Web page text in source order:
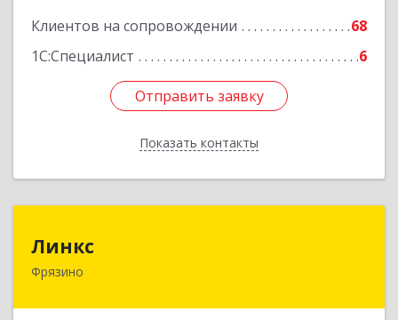
Клиентов на сопровождении
68
1С:Специалист
6
Отправить заявку
Показать контакты
Отправить заявку
Назад
Линкс
Фрязино
141190, Московская обл, Фрязино г, Заводской